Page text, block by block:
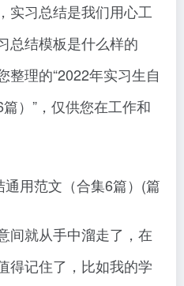
实习总结是我们用心工
总结模板是什么样的
整理的“2022年实习生自
）”，仅供您在工作和
用范文（合集6篇）(篇
间就从手中溜走了，在
得记住了，比如我的学